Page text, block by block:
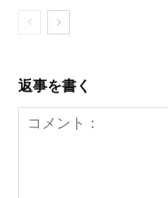
返事を書く